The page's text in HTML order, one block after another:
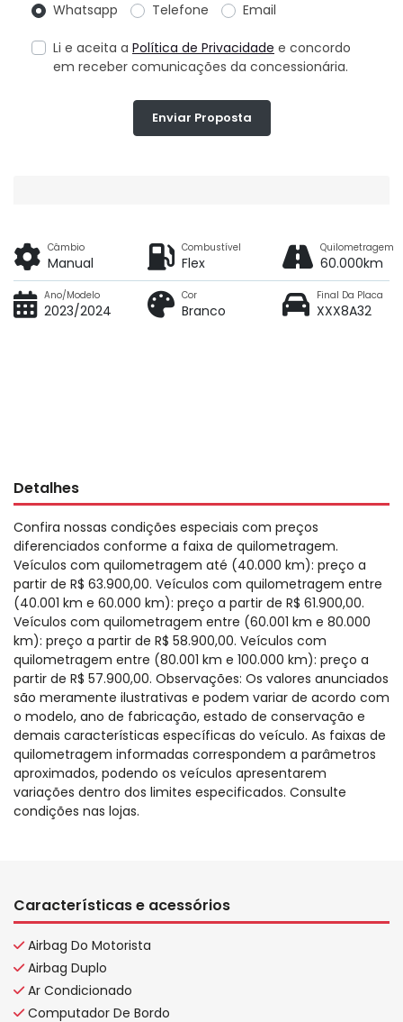
Whatsapp
Telefone Email
Li e aceita a Política de Privacidade e concordo
em receber comunicações da concessionária.
Enviar Proposta
Câmbio
Manual
Combustível
Flex
Quilometragem
60.000km
Ano/Modelo
2023/2024
Cor
Branco
Final Da Placa
XXX8A32
Detalhes
Confira nossas condições especiais com preços
diferenciados conforme a faixa de quilometragem.
Veículos com quilometragem até (40.000 km): preço a
partir de R$ 63.900,00. Veículos com quilometragem entre
(40.001 km e 60.000 km): preço a partir de R$ 61.900,00.
Veículos com quilometragem entre (60.001 km e 80.000
km): preço a partir de R$ 58.900,00. Veículos com
quilometragem entre (80.001 km e 100.000 km): preço a
partir de R$ 57.900,00. Observações: Os valores anunciados
são meramente ilustrativas e podem variar de acordo com
o modelo, ano de fabricação, estado de conservação e
demais características específicas do veículo. As faixas de
quilometragem informadas correspondem a parâmetros
aproximados, podendo os veículos apresentarem
variações dentro dos limites especificados. Consulte
condições nas lojas.
Características e acessórios
Airbag Do Motorista
Airbag Duplo
Ar Condicionado
Computador De Bordo